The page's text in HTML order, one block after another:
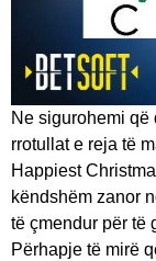
Ne sigurohemi që
rrotullat e reja të
Happiest
këndshëm zanor
të çmendur për të
Përhapje të mirë